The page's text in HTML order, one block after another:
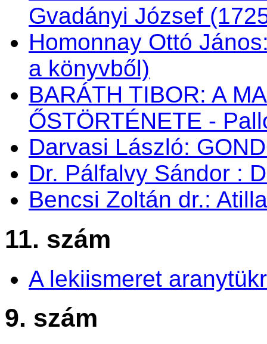
Gvadányi József
Homonnay Ottó
a könyvből)
BARÁTH TIBOR: A
ŐSTÖRTÉNETE -
Darvasi László:
Dr. Pálfalvy Sándor :
Bencsi Zoltán dr.:
11. szám
A lekiismeret
9. szám